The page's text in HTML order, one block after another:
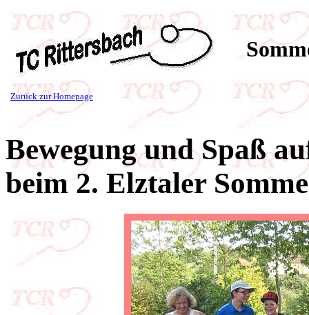
Zurück zur Homepage
Bewegung und Spaß
beim 2. Elztaler